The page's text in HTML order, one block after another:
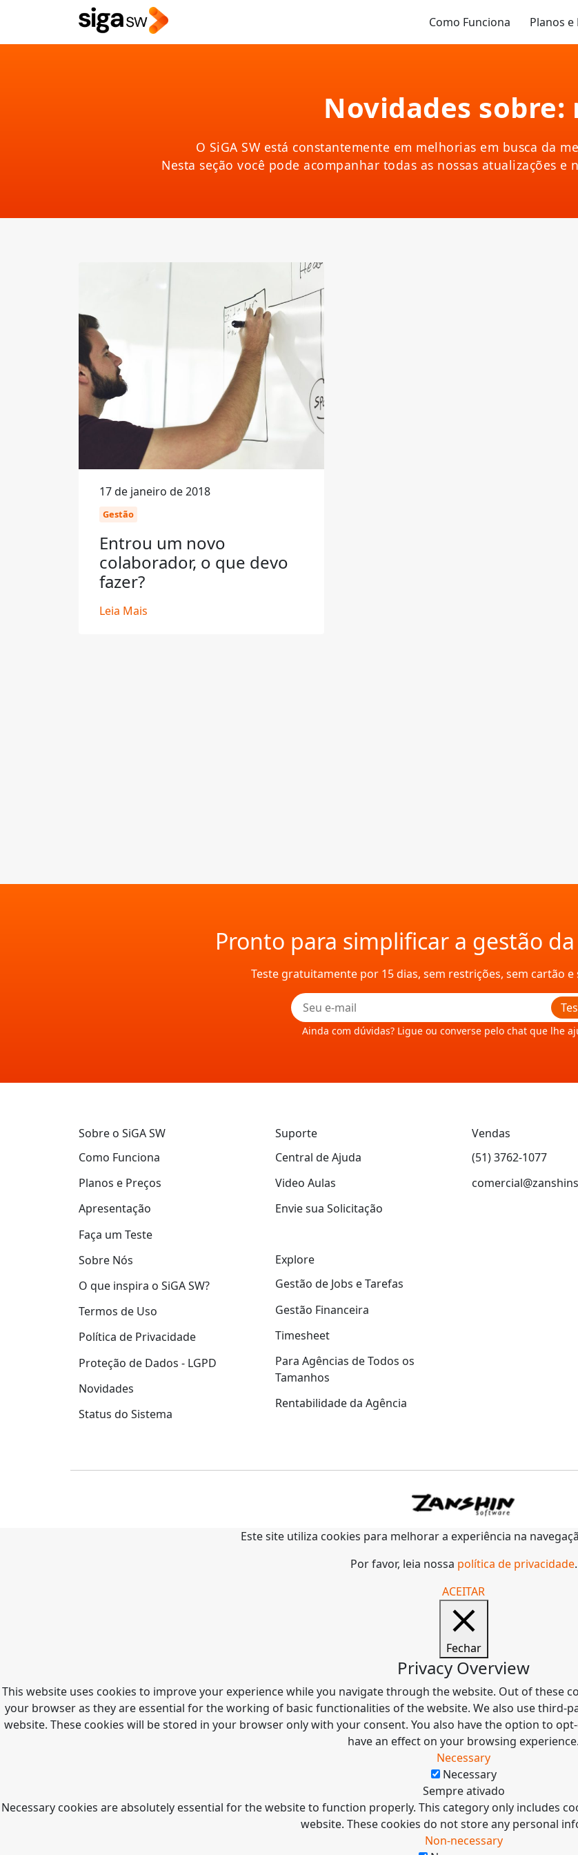
Como Funciona Planos e
Novidades sobre:
O SiGA SW está constantemente em melhorias em busca da
Nesta seção você pode acompanhar todas as nossas atualizações e
17 de janeiro de 2018
Gestão
Entrou um novo
colaborador, o que devo
fazer?
Leia Mais
Pronto para simplificar a gestão
Teste gratuitamente por 15 dias, sem restrições, sem cartão
Ainda com dúvidas? Ligue ou converse pelo chat que lhe
Sobre o SiGA SW
Como Funciona
Planos e Preços
Apresentação
Faça um Teste
Sobre Nós
O que inspira o SiGA SW?
Termos de Uso
Política de Privacidade
Proteção de Dados - LGPD
Novidades
Status do Sistema
Suporte
Central de Ajuda
Video Aulas
Envie sua Solicitação
Explore
Gestão de Jobs e Tarefas
Gestão Financeira
Timesheet
Para Agências de Todos os
Tamanhos
Rentabilidade da Agência
Vendas
(51) 3762-1077
Este site utiliza cookies para melhorar a experiência na
Por favor, leia nossa política de privacidade.
ACEITAR
Fechar
Privacy Overview
This website uses cookies to improve your experience while you navigate through the website. Out of these
your browser as they are essential for the working of basic functionalities of the website. We also use third-
website. These cookies will be stored in your browser only with your consent. You also have the option to
have an effect on your browsing experience.
Necessary
Necessary
Sempre ativado
Necessary cookies are absolutely essential for the website to function properly. This category only includes
website. These cookies do not store any personal
Non-necessary